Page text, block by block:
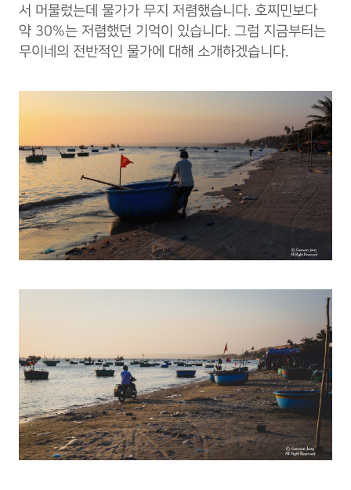
서 머물렀는데 물가가 무지 저렴했습니다. 호찌민보다
약 30%는 저렴했던 기억이 있습니다. 그럼 지금부터는
무이네의 전반적인 물가에 대해 소개하겠습니다.